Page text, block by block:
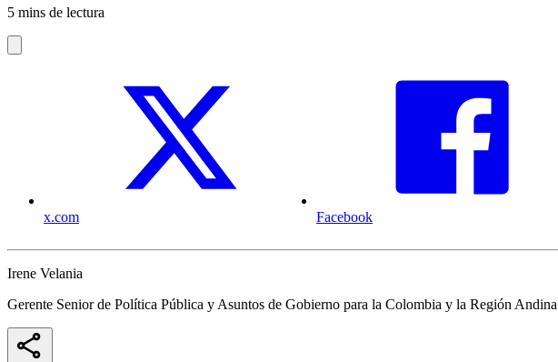
5 mins de lectura
x.com Facebook
Irene Velania
Gerente Senior de Política Pública y Asuntos de Gobierno para la Colombia y la Región Andina